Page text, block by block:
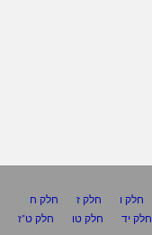
חלק ו חלק ז
חלק ח
חלק יד חלק טו
חלק ט"ז